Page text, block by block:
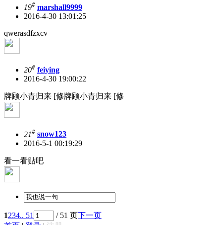
19# marshall9999
2016-4-30 13:01:25
qwerasdfzxcv
20# feiying
2016-4-30 19:00:22
牌顾小青归来 [修牌顾小青归来 [修
21# snow123
2016-5-1 00:19:29
看一看贴吧
1234.. 51 / 51 页下一页